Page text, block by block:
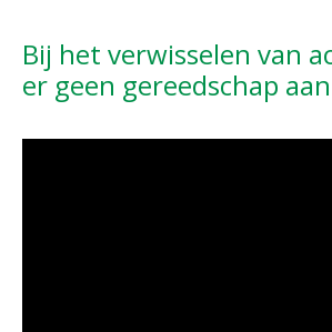
Bij het verwisselen van
er geen gereedschap